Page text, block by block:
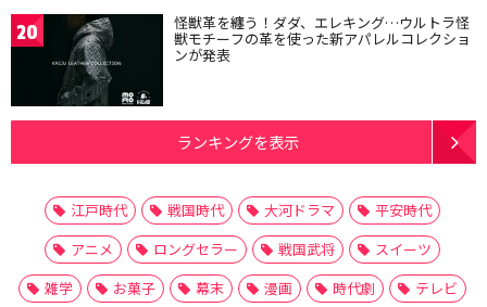
20 怪獣革を纏う！ダダ、エレキング…ウルトラ怪
獣モチーフの革を使った新アパレルコレクショ
ンが発表
ランキングを表示
江戸時代 戦国時代 大河ドラマ
平安時代
アニメ
ロングセラー 戦国武将
スイーツ
雑学
お菓子 幕末 漫画 時代劇
テレビ